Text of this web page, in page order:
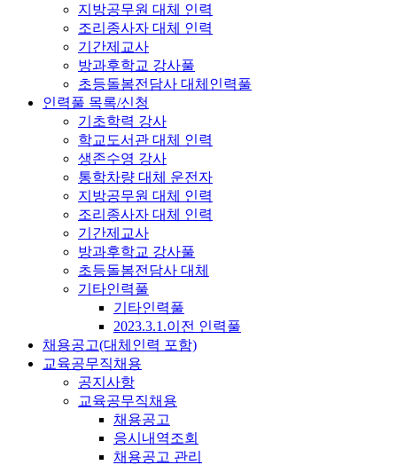
지방공무원 대체 인력
조리종사자 대체 인력
기간제교사
방과후학교 강사풀
초등돌봄전담사 대체인력풀
인력풀 목록/신청
기초학력 강사
학교도서관 대체 인력
생존수영 강사
통학차량 대체 운전자
지방공무원 대체 인력
조리종사자 대체 인력
기간제교사
방과후학교 강사풀
초등돌봄전담사 대체
기타인력풀
기타인력풀
2023.3.1.이전 인력풀
채용공고(대체인력 포함)
교육공무직채용
공지사항
교육공무직채용
채용공고
응시내역조회
채용공고 관리